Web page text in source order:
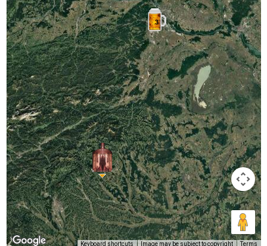
3
Keyboard shortcuts Image may be subject to copyright Terms